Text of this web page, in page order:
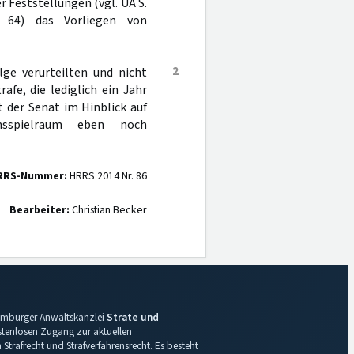
64) das Vorliegen von
2
verurteilten und nicht
die lediglich ein Jahr
Senat im Hinblick auf
eben noch
Nummer: HRRS 2014 Nr. 86
Bearbeiter: Christian Becker
Anwaltskanzlei Strate und
Zugang zur aktuellen
und Strafverfahrensrecht. Es besteht